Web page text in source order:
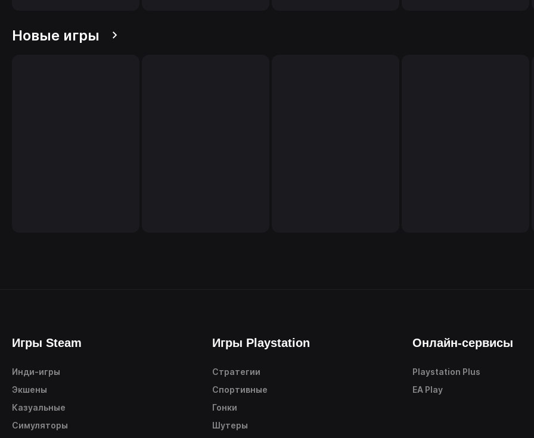
Новые игры
Игры Steam
Инди-игры
Экшены
Казуальные
Симуляторы
Игры Playstation
Стратегии
Спортивные
Гонки
Шутеры
Онлайн-сервисы
Playstation Plus
EA Play